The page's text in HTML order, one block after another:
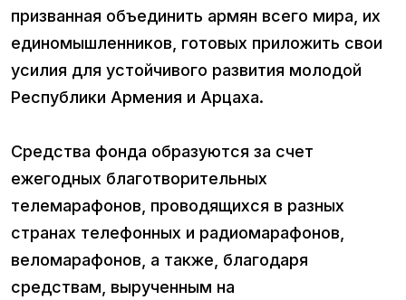
призванная объединить армян всего мира, их
единомышленников, готовых приложить свои
усилия для устойчивого развития молодой
Республики Армения и Арцаха.
Средства фонда образуются за счет
ежегодных благотворительных
телемарафонов, проводящихся в разных
странах телефонных и радиомарафонов,
веломарафонов, а также, благодаря
средствам, вырученным на